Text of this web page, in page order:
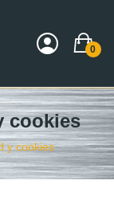
0
cookies
y cookies